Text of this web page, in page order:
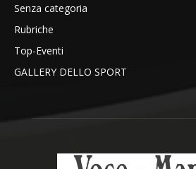
Senza categoria
Rubriche
Top-Eventi
GALLERY DELLO SPORT